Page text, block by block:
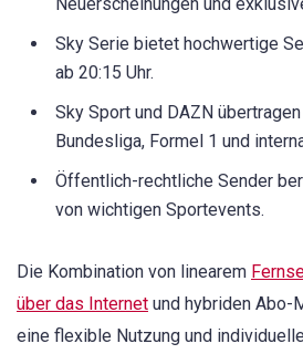
Sky Serie bietet hochwertige
ab 20:15 Uhr.
Sky Sport und DAZN
Bundesliga, Formel 1 und
Öffentlich-rechtliche Sender
von wichtigen Sportevents.
Die Kombination von linearem
über das Internet und hybriden Abo-
eine flexible Nutzung und